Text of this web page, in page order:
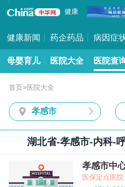
健康
健康新闻 药企药品 病因症
母婴育儿 医院大全 医院查
首页>医院大全
孝感市
湖北省-孝感市-内科-
孝感市中
医保定点医院